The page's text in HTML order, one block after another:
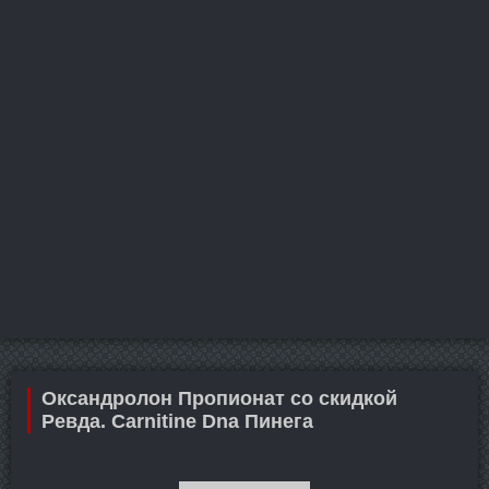
Оксандролон Пропионат со скидкой
Ревда. Carnitine Dna Пинега